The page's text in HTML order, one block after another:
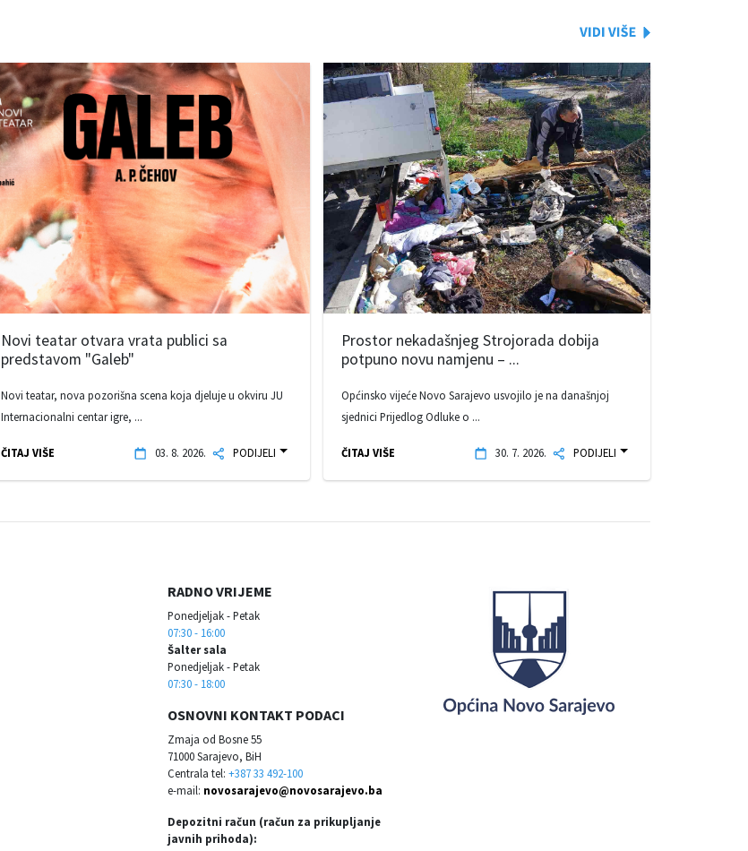
Novi teatar otvara vrata publici sa
predstavom "Galeb"
Novi teatar, nova pozorišna scena koja djeluje u okviru JU
Internacionalni centar igre, ...
ČITAJ VIŠE 03. 8. 2026. PODIJELI
Prostor nekadašnjeg Strojorada dobija
potpuno novu namjenu – ...
Općinsko vijeće Novo Sarajevo usvojilo je na današnjoj
sjednici Prijedlog Odluke o ...
ČITAJ VIŠE 30. 7. 2026. PODIJELI
RADNO VRIJEME
Ponedjeljak - Petak
07:30 - 16:00
Šalter sala
Ponedjeljak - Petak
07:30 - 18:00
OSNOVNI KONTAKT PODACI
Zmaja od Bosne 55
71000 Sarajevo, BiH
Centrala tel: +387 33 492-100
e-mail: novosarajevo@novosarajevo.ba
Depozitni račun (račun za prikupljanje
javnih prihoda):